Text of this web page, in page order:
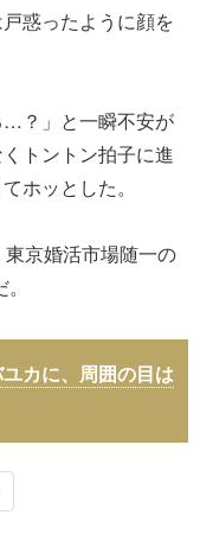
惑ったように顔を
…？」と一瞬不安が
トントン拍子に進
ホッとした。
京婚活市場随一の
カに、周囲の目は